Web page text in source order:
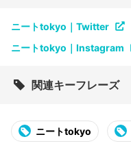
ニートtokyo｜Twitter
ニートtokyo｜Instagram
関連キーフレーズ
ニートtokyo